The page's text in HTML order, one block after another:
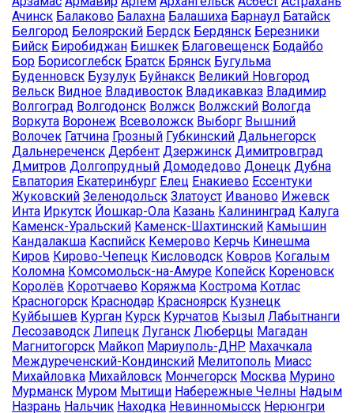
Ачинск Балаково Балахна Балашиха Барнаул Батайск
Белгород Белоярский Бердск Бердянск Березники
Бийск Биробиджан Бишкек Благовещенск Бодайбо
Бор Борисоглебск Братск Брянск Бугульма
Буденновск Бузулук Буйнакск Великий Новгород
Вельск Видное Владивосток Владикавказ Владимир
Волгоград Волгодонск Волжск Волжский Вологда
Воркута Воронеж Всеволожск Выборг Вышний
Волочек Гатчина Грозный Губкинский Дальнегорск
Дальнереченск Дербент Дзержинск Димитровград
Дмитров Долгопрудный Домодедово Донецк Дубна
Евпатория Екатеринбург Елец Енакиево Ессентуки
Жуковский Зеленодольск Златоуст Иваново Ижевск
Инта Иркутск Йошкар-Ола Казань Калининград Калуга
Каменск-Уральский Каменск-Шахтинский Камышин
Кандалакша Каспийск Кемерово Керчь Кинешма
Киров Кирово-Чепецк Кисловодск Ковров Когалым
Коломна Комсомольск-на-Амуре Копейск Кореновск
Королёв Коротчаево Коряжма Кострома Котлас
Красногорск Краснодар Красноярск Кузнецк
Куйбышев Курган Курск Курчатов Кызыл Лабытнанги
Лесозаводск Липецк Луганск Люберцы Магадан
Магнитогорск Майкоп Мариуполь-ДНР Махачкала
Междуреченский-Кондинский Мелитополь Миасс
Михайловка Михайловск Мончегорск Москва Мурино
Мурманск Муром Мытищи Набережные Челны Надым
Назрань Нальчик Находка Невинномысск Нерюнгри